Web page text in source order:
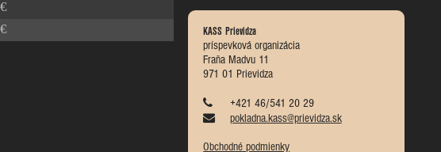
KASS Prievidza
príspevková organizácia
Fraňa Madvu 11
971 01 Prievidza
+421 46/541 20 29
pokladna.kass@prievidza.sk
Obchodné podmienky